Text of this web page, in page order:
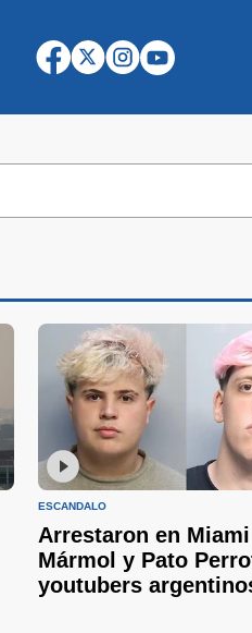
ESCÁNDALO
Arrestaron en
Mármol y Pato
youtubers